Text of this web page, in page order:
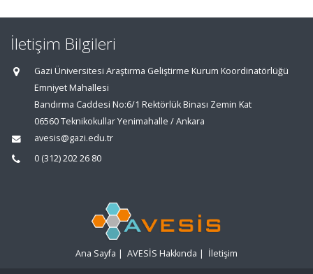
İletişim Bilgileri
Gazi Üniversitesi Araştırma Geliştirme Kurum Koordinatörlüğü
Emniyet Mahallesi
Bandırma Caddesi No:6/1 Rektörlük Binası Zemin Kat
06560 Teknikokullar Yenimahalle / Ankara
avesis@gazi.edu.tr
0 (312) 202 26 80
Ana Sayfa | AVESİS Hakkında | İletişim